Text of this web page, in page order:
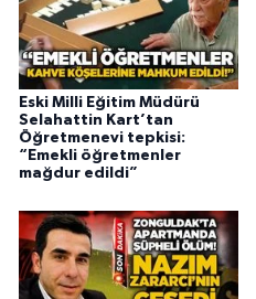
Eski Milli Eğitim Müdürü
Selahattin Kart’tan
Öğretmenevi tepkisi:
“Emekli öğretmenler
mağdur edildi”